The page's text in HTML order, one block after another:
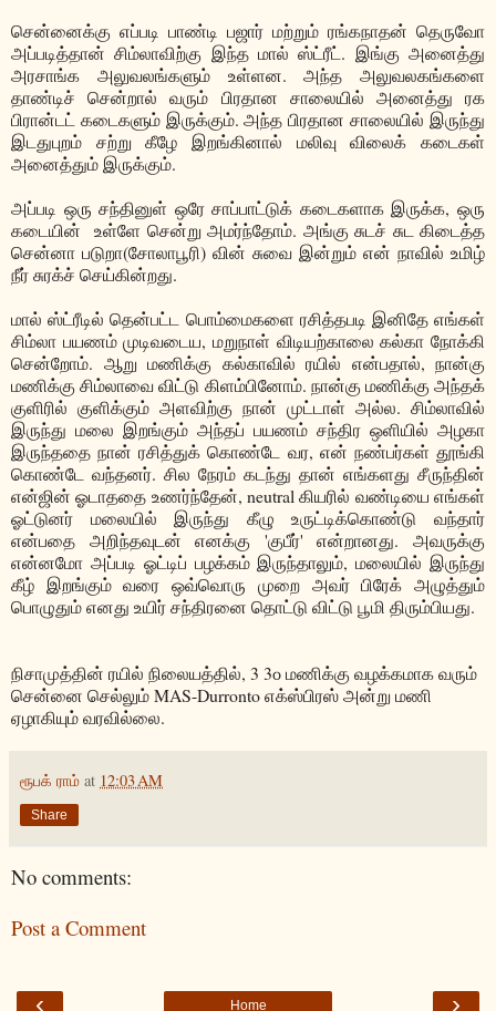
சென்னைக்கு எப்படி பாண்டி பஜார் மற்றும் ரங்கநாதன் தெருவோ
அப்படித்தான் சிம்லாவிற்கு இந்த மால் ஸ்ட்ரீட். இங்கு அனைத்து
அரசாங்க அலுவலங்களும் உள்ளன. அந்த அலுவலகங்களை
தாண்டிச் சென்றால் வரும் பிரதான சாலையில் அனைத்து ரக
பிரான்டட் கடைகளும் இருக்கும். அந்த பிரதான சாலையில் இருந்து
இடதுபுறம் சற்று கீழே இறங்கினால் மலிவு விலைக் கடைகள்
அனைத்தும் இருக்கும்.
அப்படி ஒரு சந்தினுள் ஒரே சாப்பாட்டுக் கடைகளாக இருக்க, ஒரு
கடையின் உள்ளே சென்று அமர்ந்தோம். அங்கு சுடச் சுட கிடைத்த
சென்னா படுறா(சோலாபூரி) வின் சுவை இன்றும் என் நாவில் உமிழ்
நீர் சுரக்ச் செய்கின்றது.
மால் ஸ்ட்ரீடில் தென்பட்ட பொம்மைகளை ரசித்தபடி இனிதே எங்கள்
சிம்லா பயணம் முடிவடைய, மறுநாள் விடியற்காலை கல்கா நோக்கி
சென்றோம். ஆறு மணிக்கு கல்காவில் ரயில் என்பதால், நான்கு
மணிக்கு சிம்லாவை விட்டு கிளம்பினோம். நான்கு மணிக்கு அந்தக்
குளிரில் குளிக்கும் அளவிற்கு நான் முட்டாள் அல்ல. சிம்லாவில்
இருந்து மலை இறங்கும் அந்தப் பயணம் சந்திர ஒளியில் அழகா
இருந்ததை நான் ரசித்துக் கொண்டே வர, என் நண்பர்கள் தூங்கி
கொண்டே வந்தனர். சில நேரம் கடந்து தான் எங்களது சீருந்தின்
என்ஜின் ஓடாததை உணர்ந்தேன், neutral கியரில் வண்டியை எங்கள்
ஓட்டுனர் மலையில் இருந்து கீழு உருட்டிக்கொண்டு வந்தார்
என்பதை அறிந்தவுடன் எனக்கு 'குபீர்' என்றானது. அவருக்கு
என்னமோ அப்படி ஓட்டிப் பழக்கம் இருந்தாலும், மலையில் இருந்து
கீழ் இறங்கும் வரை ஒவ்வொரு முறை அவர் பிரேக் அழுத்தும்
பொழுதும் எனது உயிர் சந்திரனை தொட்டு விட்டு பூமி திரும்பியது.
நிசாமுத்தின் ரயில் நிலையத்தில், 3 3௦ மணிக்கு வழக்கமாக வரும்
சென்னை செல்லும் MAS-Durronto எக்ஸ்பிரஸ் அன்று மணி
ஏழாகியும் வரவில்லை.
ரூபக் ராம் at 12:03 AM
Share
No comments:
Post a Comment
‹ ›
Home